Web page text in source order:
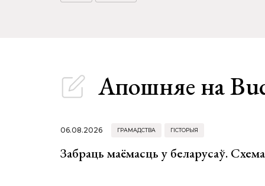
Апошняе на
06.08.2026 ГРАМАДСТВА ГІСТОРЫЯ
Забраць маёмасць у беларусаў.